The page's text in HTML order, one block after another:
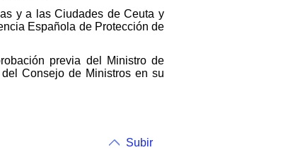
y a las Ciudades de Ceuta y
Española de Protección de
previa del Ministro de
Consejo de Ministros en su
Subir